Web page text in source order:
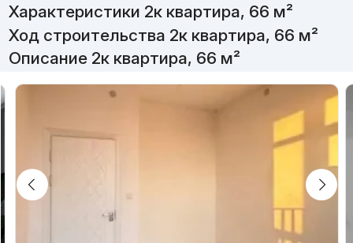
Характеристики 2к квартира, 66 м²
Ход строительства 2к квартира, 66 м²
Описание 2к квартира, 66 м²